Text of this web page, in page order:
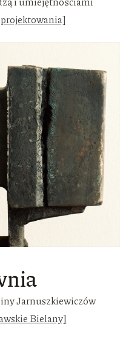
Jarnuszkiewiczów
Bielany]